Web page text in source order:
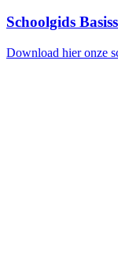
Schoolgids
Download hier onze